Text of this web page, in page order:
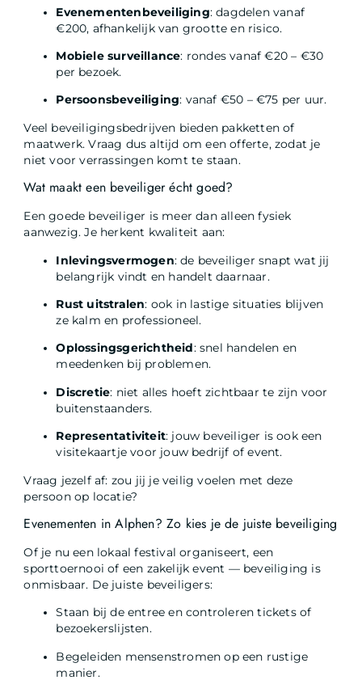
Evenementenbeveiliging: dagdelen vanaf
€200, afhankelijk van grootte en risico.
Mobiele surveillance: rondes vanaf €20 – €30
per bezoek.
Persoonsbeveiliging: vanaf €50 – €75 per uur.
Veel beveiligingsbedrijven bieden pakketten of
maatwerk. Vraag dus altijd om een offerte, zodat je
niet voor verrassingen komt te staan.
Wat maakt een beveiliger écht goed?
Een goede beveiliger is meer dan alleen fysiek
aanwezig. Je herkent kwaliteit aan:
Inlevingsvermogen: de beveiliger snapt wat jij
belangrijk vindt en handelt daarnaar.
Rust uitstralen: ook in lastige situaties blijven
ze kalm en professioneel.
Oplossingsgerichtheid: snel handelen en
meedenken bij problemen.
Discretie: niet alles hoeft zichtbaar te zijn voor
buitenstaanders.
Representativiteit: jouw beveiliger is ook een
visitekaartje voor jouw bedrijf of event.
Vraag jezelf af: zou jij je veilig voelen met deze
persoon op locatie?
Evenementen in Alphen? Zo kies je de juiste beveiliging
Of je nu een lokaal festival organiseert, een
sporttoernooi of een zakelijk event — beveiliging is
onmisbaar. De juiste beveiligers:
Staan bij de entree en controleren tickets of
bezoekerslijsten.
Begeleiden mensenstromen op een rustige
manier.